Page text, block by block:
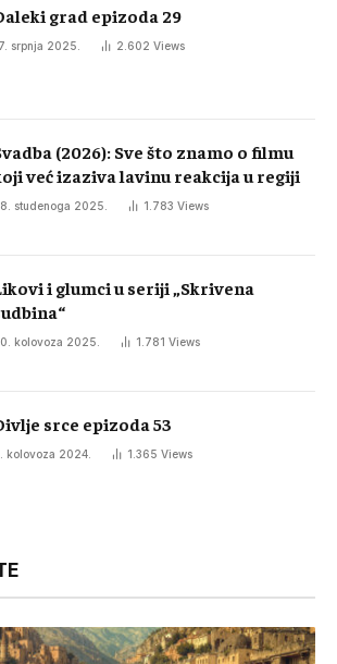
grad epizoda 29
srpnja 2025. 2.602 Views
(2026): Sve što znamo o filmu
već izaziva lavinu reakcija u regiji
studenoga 2025. 1.783 Views
i glumci u seriji „Skrivena
kolovoza 2025. 1.781 Views
srce epizoda 53
kolovoza 2024. 1.365 Views